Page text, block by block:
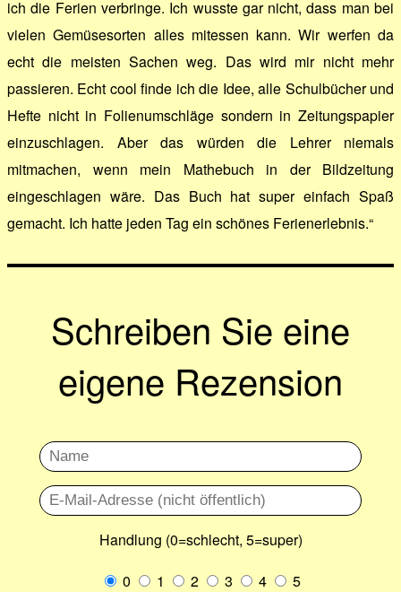
ich die Ferien verbringe. Ich wusste gar nicht, dass man bei
vielen Gemüsesorten alles mitessen kann. Wir werfen da
echt die meisten Sachen weg. Das wird mir nicht mehr
passieren. Echt cool finde ich die Idee, alle Schulbücher und
Hefte nicht in Folienumschläge sondern in Zeitungspapier
einzuschlagen. Aber das würden die Lehrer niemals
mitmachen, wenn mein Mathebuch in der Bildzeitung
eingeschlagen wäre. Das Buch hat super einfach Spaß
gemacht. Ich hatte jeden Tag ein schönes Ferienerlebnis.“
Schreiben Sie eine
eigene Rezension
Handlung (0=schlecht, 5=super)
0
1 2 3 4
5